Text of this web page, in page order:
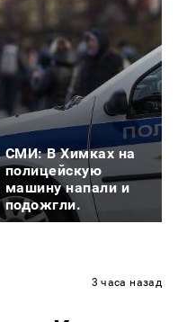
СМИ: В Химках на
полицейскую
машину напали и
подожгли.
3 часа назад